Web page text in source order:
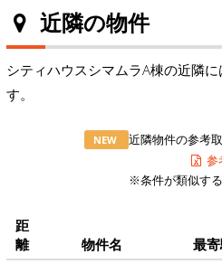
近隣の物件
シティハウスシマムラA棟の近隣
す。
NEW
近隣物件の参考
参
※条件が類似す
距
離
物件名 最